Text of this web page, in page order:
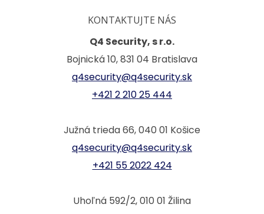
KONTAKTUJTE NÁS
Q4 Security, s r.o.
Bojnická 10, 831 04 Bratislava
q4security@q4security.sk
+421 2 210 25 444
Južná trieda 66, 040 01 Košice
q4security@q4security.sk
+421 55 2022 424
Uhoľná 592/2, 010 01 Žilina